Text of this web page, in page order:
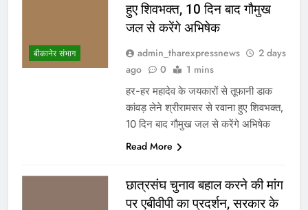
बीकानेर संभाग
हुए शिवभक्त, 10 दिन बाद गौमुख
जल से करेंगे अभिषेक
admin_tharexpressnews
2 days
ago
0 1 mins
हर-हर महादेव के जयकारों से तूफानी डाक
कांवड़ लेने श्रीरामसर से रवाना हुए शिवभक्त,
10 दिन बाद गौमुख जल से करेंगे अभिषेक
Read More
छात्रसंघ चुनाव बहाल करने की मांग
पर एबीवीपी का प्रदर्शन, सरकार के